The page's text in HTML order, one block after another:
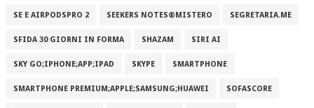
SE E AIRPODSPRO 2 SEEKERS NOTES®MISTERO SEGRETARIA.ME
SFIDA 30 GIORNI IN FORMA SHAZAM SIRI AI
SKY GO;IPHONE;APP;IPAD SKYPE SMARTPHONE
SMARTPHONE PREMIUM;APPLE;SAMSUNG;HUAWEI SOFASCORE